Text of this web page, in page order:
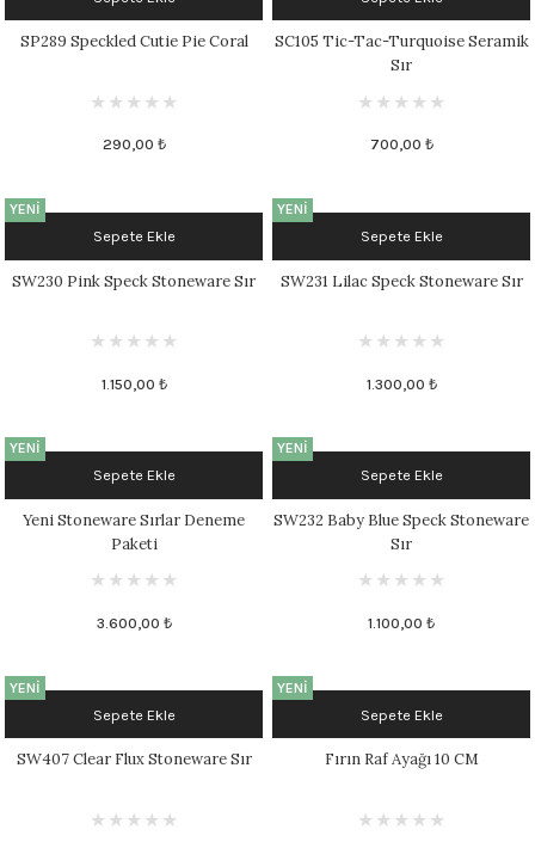
- 1046 °C
°C
°C
SP289 Speckled Cutie Pie Coral
290,00 ₺
SC105 Tic-Tac-Turquoise Seramik
Sır
700,00 ₺
YENİ
Sepete Ekle
SW230 Pink Speck Stoneware Sır
1.150,00 ₺
YENİ
Sepete Ekle
SW231 Lilac Speck Stoneware Sır
1.300,00 ₺
YENİ
Sepete Ekle
Yeni Stoneware Sırlar Deneme
Paketi
3.600,00 ₺
YENİ
Sepete Ekle
SW232 Baby Blue Speck Stoneware
Sır
1.100,00 ₺
YENİ
Sepete Ekle
SW407 Clear Flux Stoneware Sır
YENİ
Sepete Ekle
Fırın Raf Ayağı 10 CM